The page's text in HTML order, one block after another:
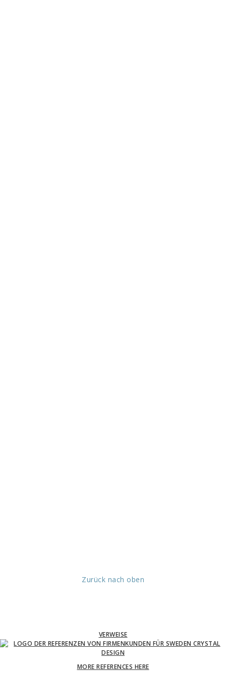
Zurück nach oben
VERWEISE
MORE REFERENCES HERE